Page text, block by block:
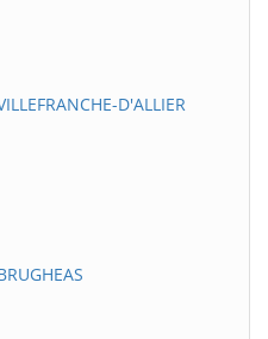
D'ALLIER